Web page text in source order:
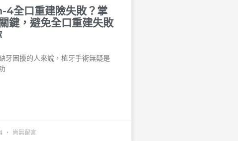
全口重建險失敗？掌
鍵，避免全口重建失敗
牙困擾的人來說，植牙手術無疑是
尚無留言